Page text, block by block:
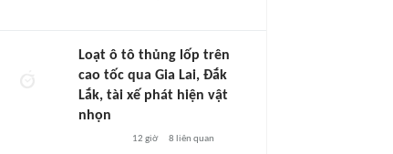
Loạt ô tô thủng lốp trên
cao tốc qua Gia Lai, Đắk
Lắk, tài xế phát hiện vật
nhọn
12 giờ 8 liên quan